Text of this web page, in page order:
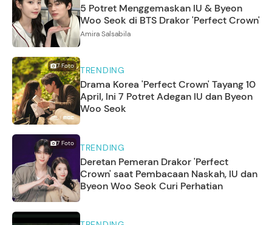
5 Potret Menggemaskan IU & Byeon
Woo Seok di BTS Drakor 'Perfect Crown'
Amira Salsabila
7Foto TRENDING
Drama Korea 'Perfect Crown' Tayang 10
April, Ini 7 Potret Adegan IU dan Byeon
Woo Seok
7 Foto TRENDING
Deretan Pemeran Drakor 'Perfect
Crown' saat Pembacaan Naskah, IU dan
Byeon Woo Seok Curi Perhatian